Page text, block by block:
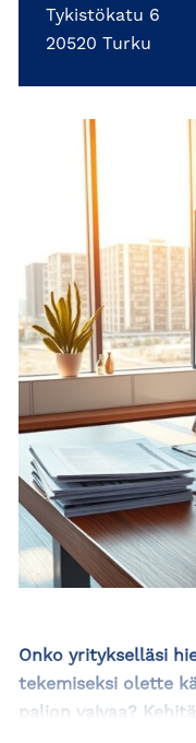
Tykistökatu 6
20520 Turku
Onko yritykselläsi
tekemiseksi olette
paljon vaivaa?